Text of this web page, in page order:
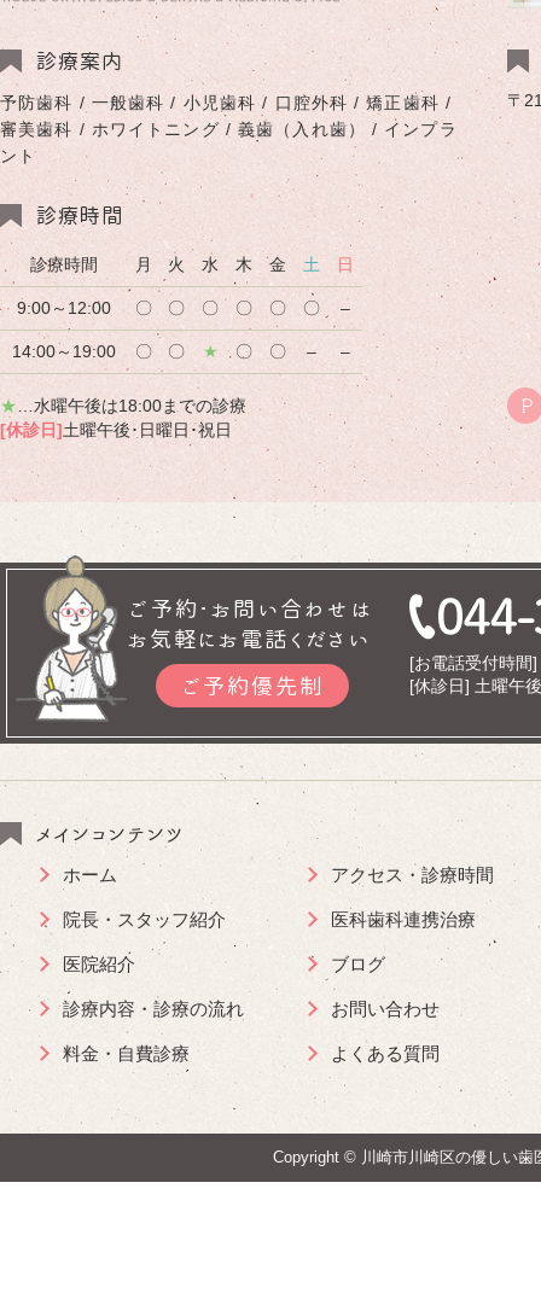
診療案内
予防歯科 / 一般歯科 / 小児歯科 / 口腔外科 / 矯正歯科 /
審美歯科 / ホワイトニング / 義歯（入れ歯） / インプラ
ント
診療時間
診療時間 月 火 水 木 金 土 日
9:00～12:00 〇 〇 〇 〇 〇 〇 –
14:00～19:00 〇 〇 ★ 〇 〇 – –
★ …水曜午後は18:00までの診療
[休診日]土曜午後･日曜日･祝日
〒
P
ご予約･お問い合わせは
お気軽にお電話ください
ご予約優先制
[お電話受付時間
[休診日] 土曜午
メインコンテンツ
ホーム
院長・スタッフ紹介
医院紹介
診療内容・診療の流れ
料金・自費診療
アクセス・診療時間
医科歯科連携治療
ブログ
お問い合わせ
よくある質問
Copyright © 川崎市川崎区の優しい